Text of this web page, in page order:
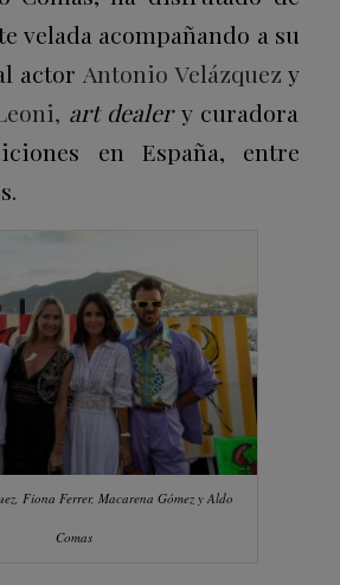
velada acompañando a su
actor Antonio Velázquez y
art dealery curadora
en España, entre
Fiona Ferrer, Macarena Gómez y Aldo
Comas